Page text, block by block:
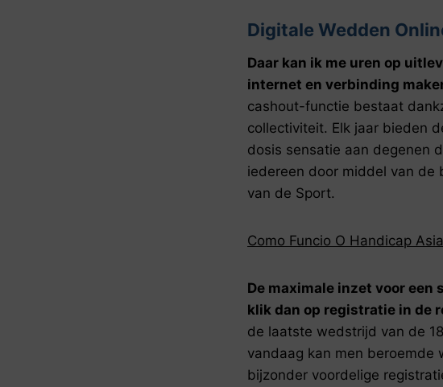
Digitale Wedden
Daar kan ik me uren op
internet en verbinding
cashout-functie bestaat
collectiviteit. Elk jaar bieden
dosis sensatie aan degenen
iedereen door middel van de
van de Sport.
Como Funcio O Handicap
De maximale inzet voor een
klik dan op registratie in de
de laatste wedstrijd van de
vandaag kan men beroemde
bijzonder voordelige